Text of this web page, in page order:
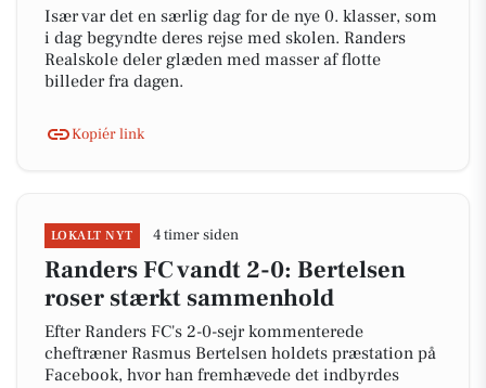
Især var det en særlig dag for de nye 0. klasser, som
i dag begyndte deres rejse med skolen. Randers
Realskole deler glæden med masser af flotte
billeder fra dagen.
Kopiér link
LOKALT NYT 4 timer siden
Randers FC vandt 2-0: Bertelsen
roser stærkt sammenhold
Efter Randers FC's 2-0-sejr kommenterede
cheftræner Rasmus Bertelsen holdets præstation på
Facebook, hvor han fremhævede det indbyrdes